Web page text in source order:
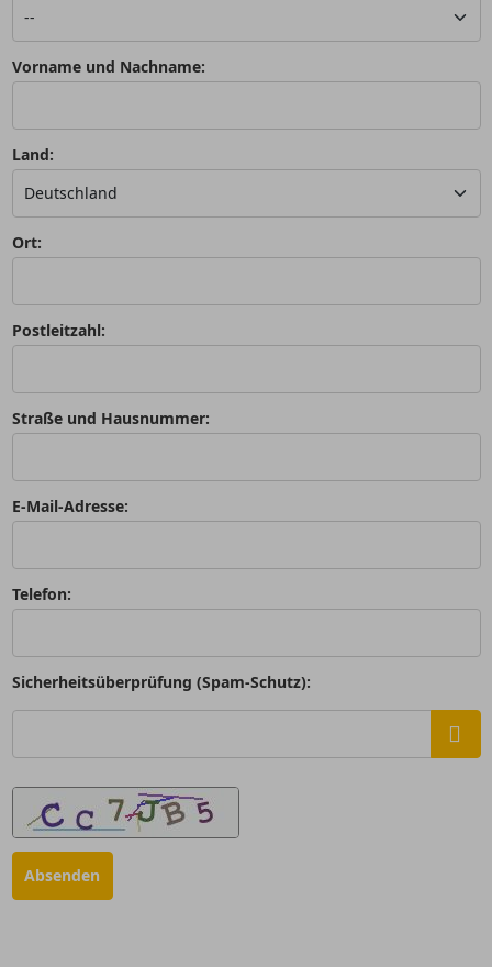
Vorname und Nachname:
Land:
Ort:
Postleitzahl:
Straße und Hausnummer:
E-Mail-Adresse:
Telefon:
Sicherheitsüberprüfung (Spam-Schutz):